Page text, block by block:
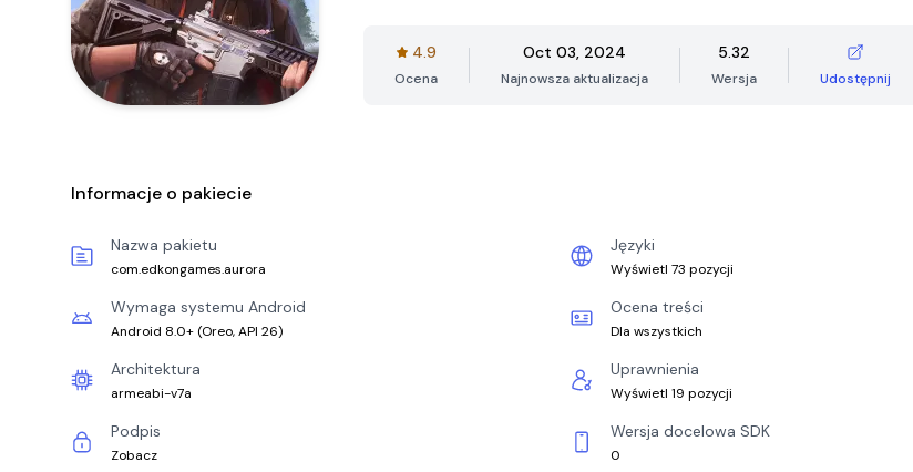
4.9
Ocena
Oct 03, 2024
Najnowsza aktualizacja
5.32
Wersja Udostępnij
Informacje o pakiecie
Nazwa pakietu
com.edkongames.aurora
Języki
Wyświetl 73 pozycji
Wymaga systemu Android
Android 8.0+ (Oreo, API 26)
Ocena treści
Dla wszystkich
Architektura
armeabi-v7a
Uprawnienia
Wyświetl 19 pozycji
Podpis
Zobacz
Wersja docelowa SDK
0